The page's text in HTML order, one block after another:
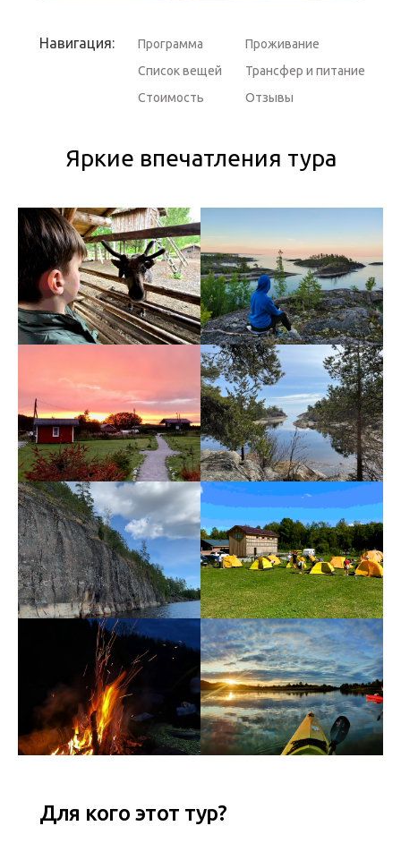
Навигация: Программа
Проживание
Трансфер и питание
Список вещей
Стоимость
Отзывы
Яркие впечатления тура
Для кого этот тур?